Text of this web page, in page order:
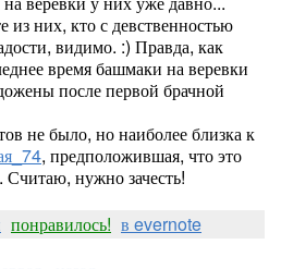
из них, кто с девственностью
видимо. :) Правда, как
время башмаки на веревки
после первой брачной
не было, но наиболее близка к
, предположившая, что это
нужно зачесть!
понравилось! в evernote